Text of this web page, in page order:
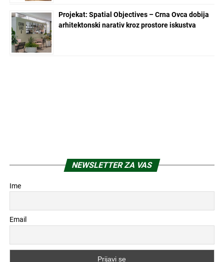
Projekat: Spatial Objectives – Crna Ovca dobija
arhitektonski narativ kroz prostore iskustva
NEWSLETTER ZA VAS
Ime
Email